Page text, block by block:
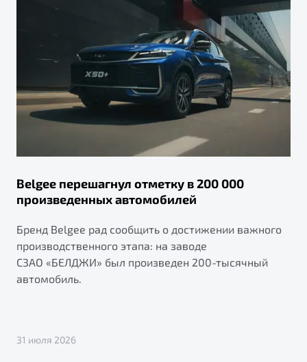
Belgee перешагнул отметку в 200 000
произведенных автомобилей
Бренд Belgee рад сообщить о достижении важного
производственного этапа: на заводе
СЗАО «БЕЛДЖИ» был произведен 200-тысячный
автомобиль.
31 июля 2026